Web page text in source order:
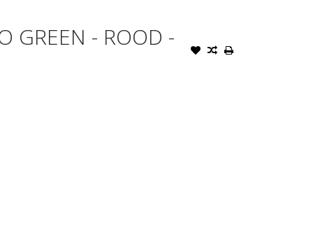
GREEN - ROOD -